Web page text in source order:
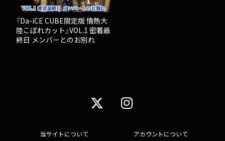
『Da-iCE CUBE限定版 情熱大
陸こぼれカット』VOL.1 密着最
終日 メンバーとのお別れ
当サイトについて アカウントについて